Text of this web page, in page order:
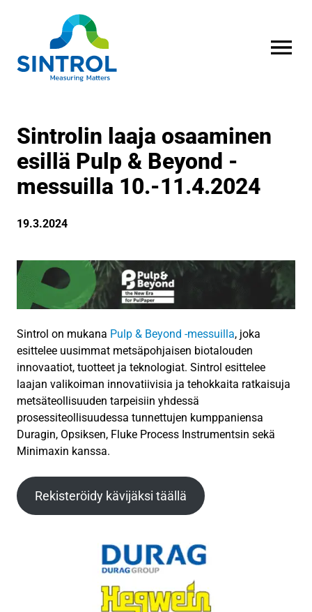
Sintrolin laaja osaaminen
esillä Pulp & Beyond -
messuilla 10.-11.4.2024
19.3.2024
Sintrol on mukana Pulp & Beyond -messuilla, joka
esittelee uusimmat metsäpohjaisen biotalouden
innovaatiot, tuotteet ja teknologiat. Sintrol esittelee
laajan valikoiman innovatiivisia ja tehokkaita ratkaisuja
metsäteollisuuden tarpeisiin yhdessä
prosessiteollisuudessa tunnettujen kumppaniensa
Duragin, Opsiksen, Fluke Process Instrumentsin sekä
Minimaxin kanssa.
Rekisteröidy kävijäksi täällä